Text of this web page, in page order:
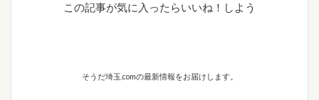
この記事が気に入ったらいいね！しよう
そうだ埼玉.comの最新情報をお届けします。